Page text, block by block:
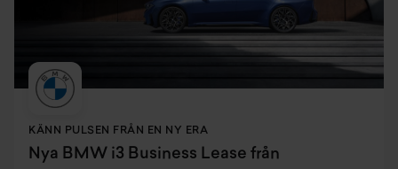
KÄNN PULSEN FRÅN EN NY ERA
Nya BMW i3 Business Lease från